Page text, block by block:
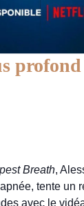
profond
Breath,
tente un
avec le